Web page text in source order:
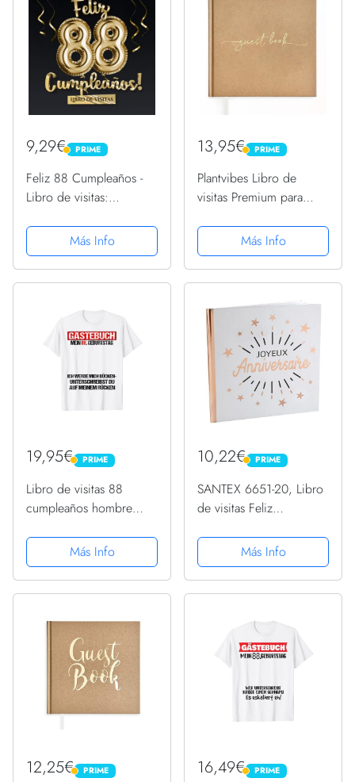
9,29€ PRIME
PRIME
Feliz 88 Cumpleaños -
Libro de visitas:
cumpleaños – Regalo
originale para hombre y
mujer - 88 años - Libro
Más Info
13,95€ PRIME
PRIME
Plantvibes Libro de
visitas Premium para
Papel Grueso, no se
rompe, Estilo Vintage,
con título Dorado, Ideal
Aniversarios,...
Más Info
19,95€ PRIME
PRIME
Libro de visitas 88
cumpleaños hombre
cumpleaños decoración
Camiseta
Más Info
10,22€ PRIME
PRIME
SANTEX 6651-20, Libro
de visitas Feliz
Blanco/Rosa Oro
Más Info
12,25€ PRIME
PRIME 16,49€ PRIME
PRIME